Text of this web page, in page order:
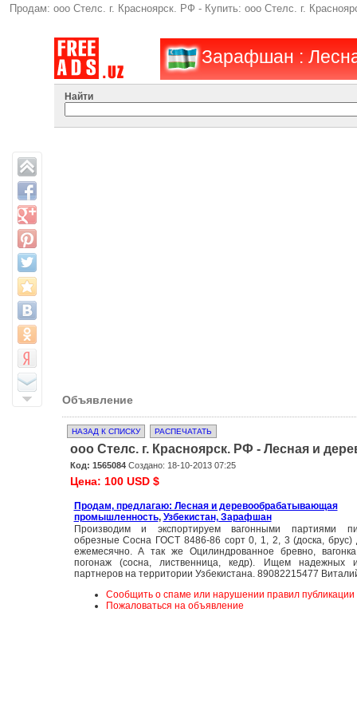
Продам: ооо Стелс. г. Красноярск. РФ - Купить: ооо Стелс. г.
Зарафшан :
Найти
Объявление
НАЗАД К СПИСКУ РАСПЕЧАТАТЬ
ооо Стелс. г. Красноярск. РФ - Лесная и
Код: 1565084Создано: 18-10-2013 07:25
Цена: 100 USD $
Продам, предлагаю: Лесная и деревообрабатывающая
промышленность, Узбекистан, Зарафшан
Производим и экспортируем вагонными партиями
обрезные Сосна ГОСТ 8486-86 сорт 0, 1, 2, 3 (доска, брус)
ежемесячно. А так же Оцилиндрованное бревно,
погонаж (сосна, лиственница, кедр). Ищем надежных
партнеров на территории Узбекистана. 89082215477
Сообщить о спаме или нарушении правил публикации
Пожаловаться на объявление